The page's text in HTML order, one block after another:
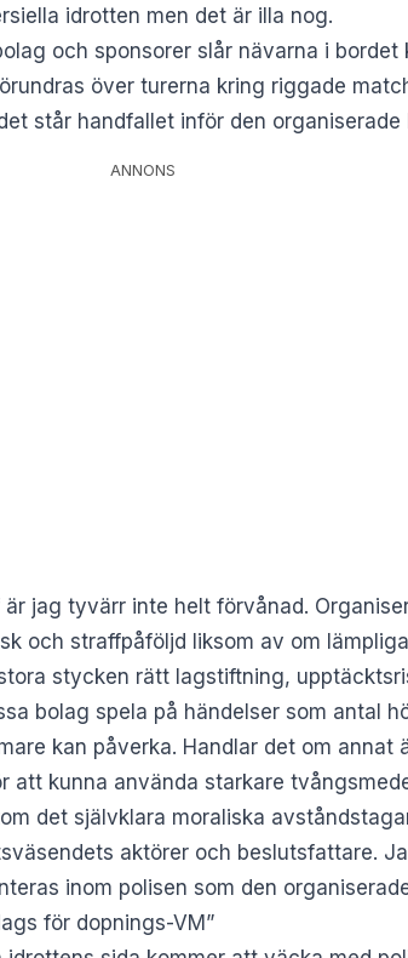
idrotten men det är illa nog.
och sponsorer slår nävarna i
över turerna kring riggade
står handfallet inför den organiserade
ANNONS
jag tyvärr inte helt förvånad.
och straffpåföljd liksom av om
stycken rätt lagstiftning,
bolag spela på händelser som antal
kan påverka. Handlar det om
att kunna använda starkare
det självklara moraliska
aktörer och beslutsfattare.
inom polisen som den
för dopnings-VM”